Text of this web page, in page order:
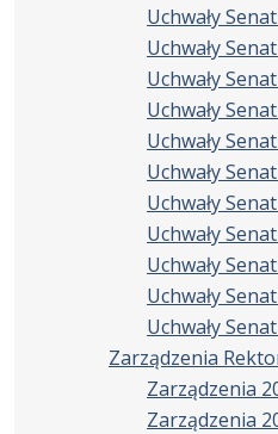
Uchwały
Uchwały
Uchwały
Uchwały
Uchwały
Uchwały
Uchwały
Uchwały
Uchwały
Uchwały
Uchwały
Zarządzenia
Zarządzenia
Zarządzenia